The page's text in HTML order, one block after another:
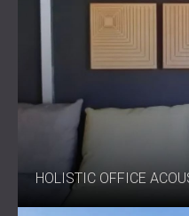
Система DECIBEL Block
удовлетворения самых
звукоизоляции стен,
снижение воздушного
безопасности и
передовых материалов,
проверенных
создать тихую и
сложных проектах.
Создайте тишину в
Свяжитесь с DECIBEL
HOLISTIC OFFICE